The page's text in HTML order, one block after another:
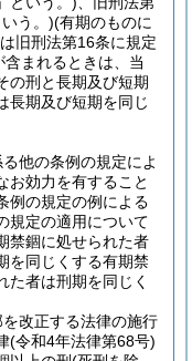
う。)(有期のものに
旧刑法第16条に規定
含まれるときは、当
の刑と長期及び短期
長期及び短期を同じ
他の条例の規定によ
お効力を有すること
例の規定の例による
規定の適用について
禁錮に処せられた者
を同じくする有期禁
た者は刑期を同じく
改正する法律の施行
(令和4年法律第68号)